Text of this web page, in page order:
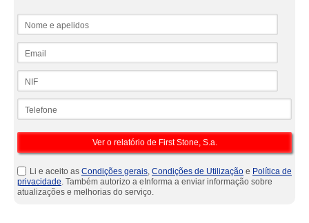
Li e aceito as Condições gerais, Condições de Utilização e Política de
privacidade. Também autorizo a eInforma a enviar informação sobre
atualizações e melhorias do serviço.